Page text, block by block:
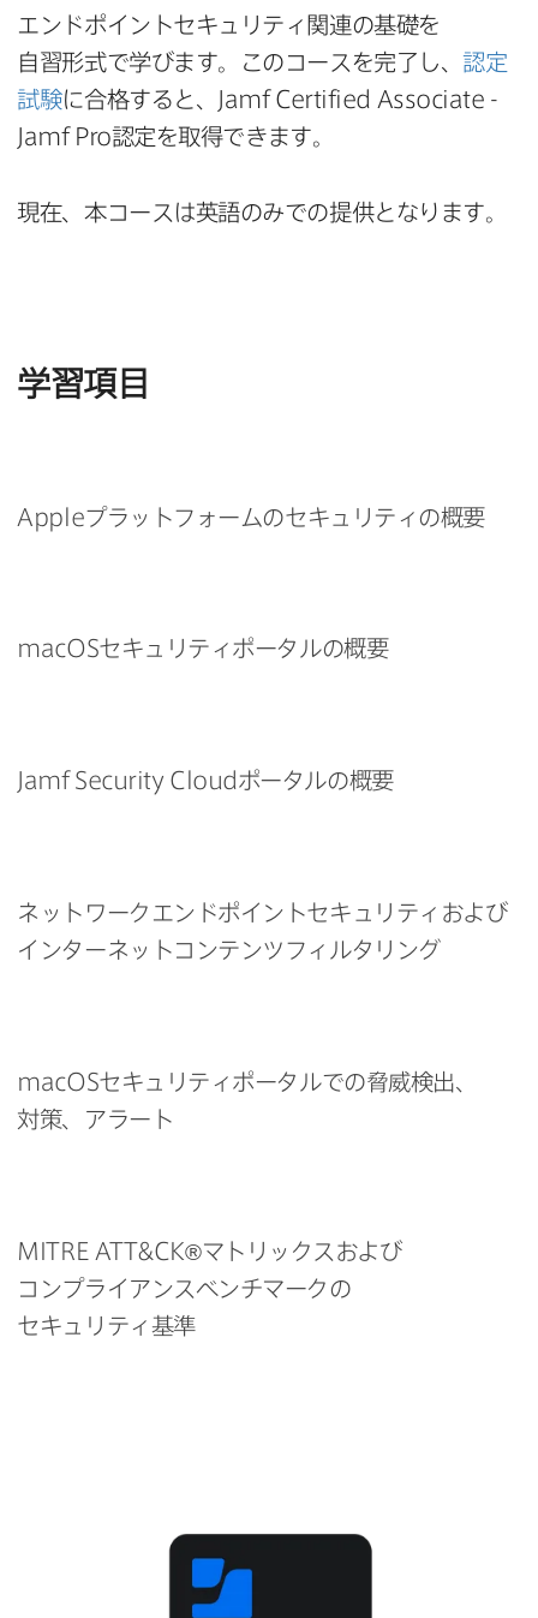
エンドポイントセキュリティ関連の​基礎を​
自習形式で​学びます。​この​コースを​完了し、認定
試験に​合格すると、
Jamf Certified Associate -
Jamf Pro認定を​取得できます。
現在、​本コースは​英語のみでの​提供と​なります。
学習項目
Appleプラットフォームの​セキュリティの​概要
macOSセキュリティポータルの​概要
Jamf Security Cloud ポータルの​概要
ネットワークエンドポイントセキュリティおよび​
インターネットコンテンツフィルタリング
macOSセキュリティポータルでの​脅威検出、​
対策、​アラート
MITRE ATT&CK®マトリックスおよび​
コンプライアンスベンチマークの​
セキュリティ基準